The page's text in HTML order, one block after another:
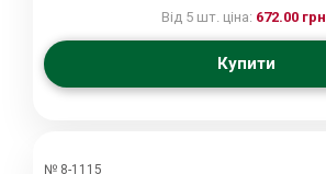
Від 5 шт. ціна: 672.00
Купити
№ 8-1115